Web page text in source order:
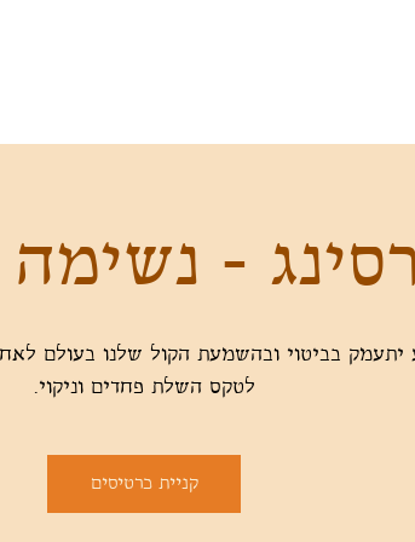
-
בביטוי ובהשמעת הקול שלנו בעולם
לטקס השלת פחדים וניקוי.
קניית כרטיסים